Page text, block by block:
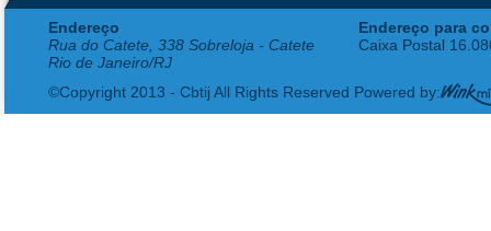
Endereço
Rua do Catete, 338 Sobreloja - Catete
Rio de Janeiro/RJ
Endereço para
Caixa Postal
©Copyright 2013 - Cbtij All Rights Reserved Powered by: